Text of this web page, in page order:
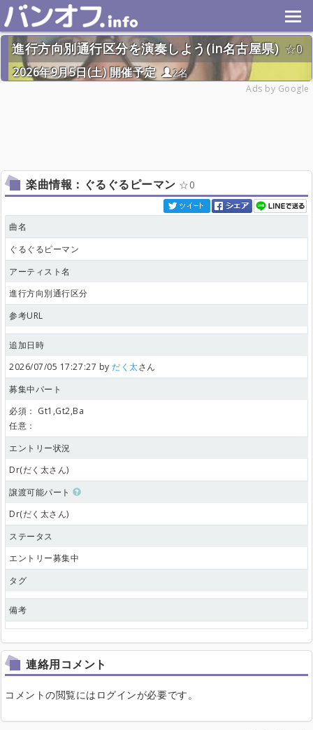
進行方向別通行区分を演奏しよう(in名古屋県)
0
2026年9月5日(土) 開催予定
2名
Ads by Google
楽曲情報：ぐるぐるピーマン 0
曲名
ぐるぐるピーマン
アーティスト名
進行方向別通行区分
参考URL
追加日時
2026/07/05 17:27:27 byだく太さん
募集中パート
必須： Gt1,Gt2,Ba
任意：
エントリー状況
Dr(だく太さん)
譲渡可能パート
Dr(だく太さん)
ステータス
エントリー募集中
タグ
備考
連絡用コメント
コメントの閲覧にはログインが必要です。